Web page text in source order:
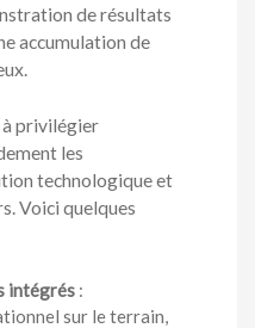
de résultats
accumulation de
privilégier
les
technologique et
Voici quelques
intégrés :
sur le terrain,